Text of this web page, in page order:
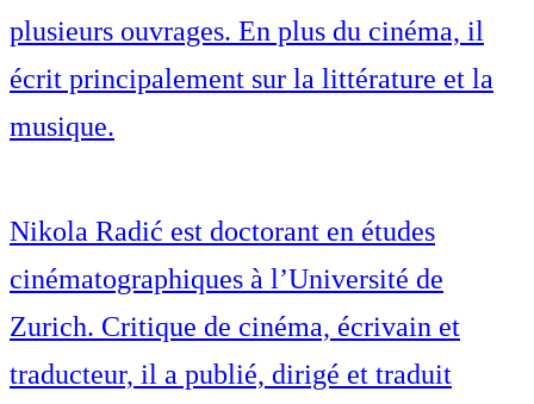
plusieurs ouvrages. En plus du cinéma, il
écrit principalement sur la littérature et la
musique.
Nikola Radić est doctorant en études
cinématographiques à l’Université de
Zurich. Critique de cinéma, écrivain et
traducteur, il a publié, dirigé et traduit